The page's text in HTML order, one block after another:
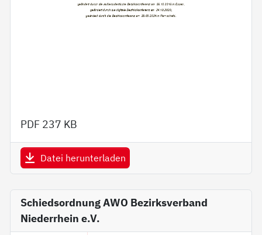
PDF 237 KB
Datei herunterladen
Schiedsordnung AWO Bezirksverband
Niederrhein e.V.